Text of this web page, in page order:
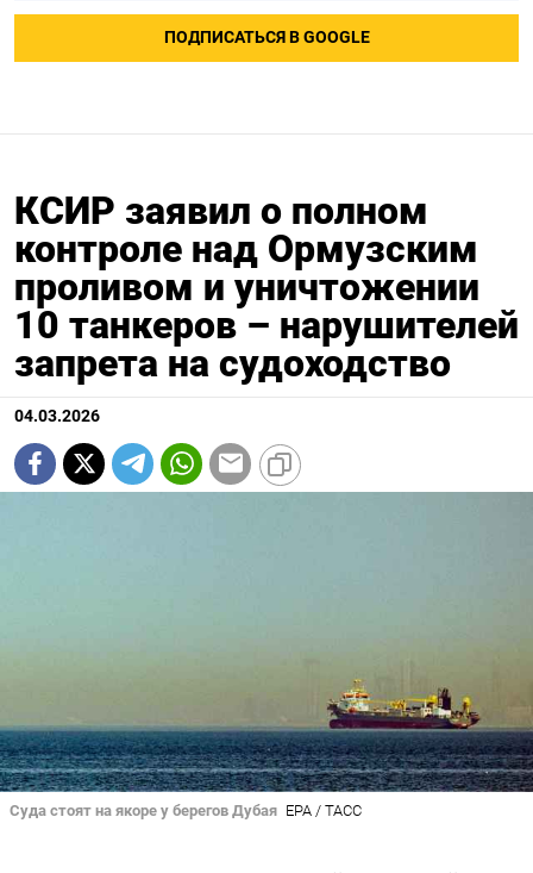
ПОДПИСАТЬСЯ В GOOGLE
КСИР заявил о полном
контроле над Ормузским
проливом и уничтожении
10 танкеров – нарушителей
запрета на судоходство
04.03.2026
Суда стоят на якоре у берегов Дубая EPA / ТАСС